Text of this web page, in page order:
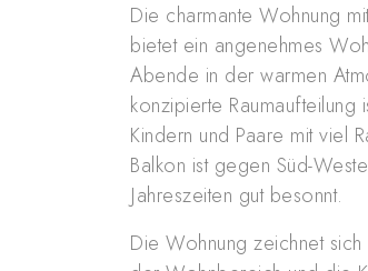
Die charmante Wohnung
bietet ein angenehmes
Abende in der warmen
konzipierte Raumaufteilung
Kindern und Paare mit viel
Balkon ist gegen Süd-
Jahreszeiten gut besonnt.
Die Wohnung zeichnet